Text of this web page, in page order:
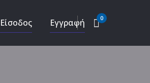
Είσοδος Εγγραφή 0